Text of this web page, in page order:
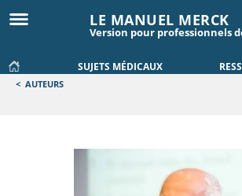
LE MANUEL MERCK
Version pour professionnels
SUJETS MÉDICAUX
< AUTEURS